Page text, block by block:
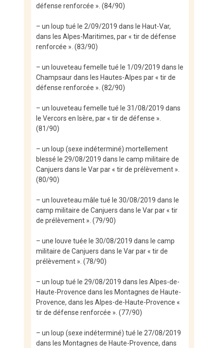
défense renforcée ». (84/90)
– un loup tué le 2/09/2019 dans le Haut-Var,
dans les Alpes-Maritimes, par « tir de défense
renforcée ». (83/90)
– un louveteau femelle tué le 1/09/2019 dans le
Champsaur dans les Hautes-Alpes par « tir de
défense renforcée ». (82/90)
– un louveteau femelle tué le 31/08/2019 dans
le Vercors en Isère, par « tir de défense ».
(81/90)
– un loup (sexe indéterminé) mortellement
blessé le 29/08/2019 dans le camp militaire de
Canjuers dans le Var par « tir de prélèvement ».
(80/90)
– un louveteau mâle tué le 30/08/2019 dans le
camp militaire de Canjuers dans le Var par « tir
de prélèvement ». (79/90)
– une louve tuée le 30/08/2019 dans le camp
militaire de Canjuers dans le Var par « tir de
prélèvement ». (78/90)
– un loup tué le 29/08/2019 dans les Alpes-de-
Haute-Provence dans les Montagnes de Haute-
Provence, dans les Alpes-de-Haute-Provence «
tir de défense renforcée ». (77/90)
– un loup (sexe indéterminé) tué le 27/08/2019
dans les Montagnes de Haute-Provence, dans